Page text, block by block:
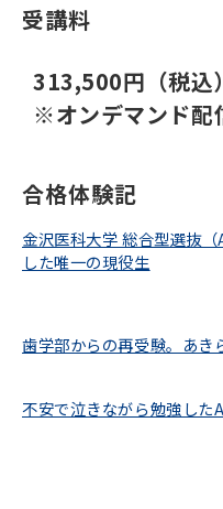
受講料
313,500円（税込）
※オンデマンド配
合格体験記
金沢医科大学 総合型選抜
した唯一の現役生
歯学部からの再受験。あき
不安で泣きながら勉強した